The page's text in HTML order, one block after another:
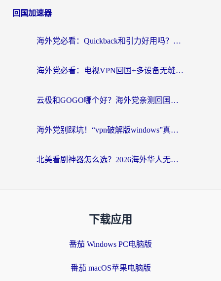
回国加速器
海外党必看：Quickback和引力好用吗？3分钟搞懂回国加速器怎么选
海外党必看：电视VPN回国+多设备无缝访问国内资源的实用指南
云极和GOGO哪个好？海外党亲测回国加速器选择指南（附iOS免费&Windows VPN实用技巧）
海外党别踩坑！“vpn破解版windows”真的能用？教你选对回国加速器无缝刷国内资源
北美看剧神器怎么选？2026海外华人无缝访问国内资源全攻略
下载应用
番茄 Windows PC电脑版
番茄 macOS苹果电脑版